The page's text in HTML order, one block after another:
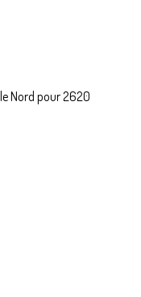
Nord pour 2620